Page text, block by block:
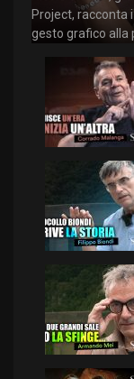
Project, racconta
gesto grafico alla